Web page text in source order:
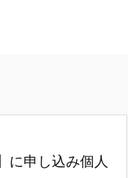
に申し込み個人